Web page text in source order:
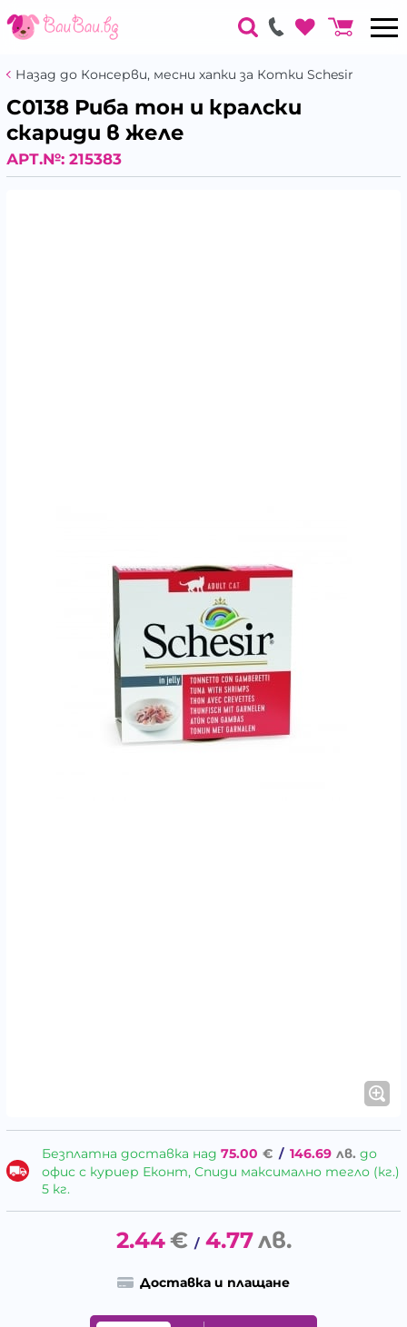
Назад до Консерви, месни хапки за Котки Schesir
С0138 Риба тон и кралски
скариди в желе
АРТ.№: 215383
Безплатна доставка над 75.00 € / 146.69 лв. до
офис с куриер Еконт, Спиди максимално тегло (кг.)
5 кг.
2.44€ / 4.77лв.
Доставка и плащане